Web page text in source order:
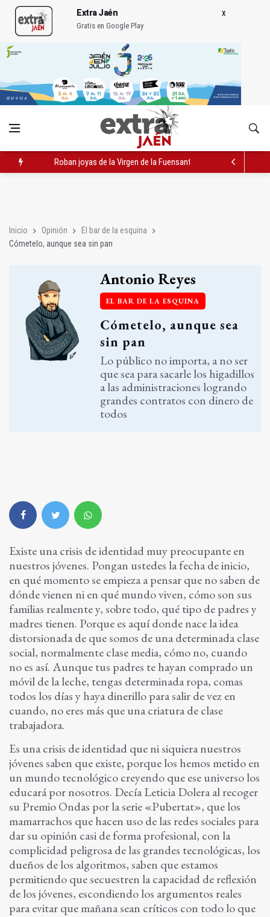
Extra Jaén
Gratis en Google Play
Roban joyas de la Virgen de la Fuensanta Coronada de
Inicio Opinión
El bar de la esquina
Cómetelo, aunque sea sin pan
Antonio Reyes
EL BAR DE LA ESQUINA
Cómetelo, aunque sea
sin pan
Lo público no importa, a no ser
que sea para sacarle los higadillos
a las administraciones logrando
grandes contratos con dinero de
todos
Existe una crisis de identidad muy preocupante en
nuestros jóvenes. Pongan ustedes la fecha de inicio,
en qué momento se empieza a pensar que no saben de
dónde vienen ni en qué mundo viven, cómo son sus
familias realmente y, sobre todo, qué tipo de padres y
madres tienen. Porque es aquí donde nace la idea
distorsionada de que somos de una determinada clase
social, normalmente clase media, cómo no, cuando
no es así. Aunque tus padres te hayan comprado un
móvil de la leche, tengas determinada ropa, comas
todos los días y haya dinerillo para salir de vez en
cuando, no eres más que una criatura de clase
trabajadora.
Es una crisis de identidad que ni siquiera nuestros
jóvenes saben que existe, porque los hemos metido en
un mundo tecnológico creyendo que ese universo los
educará por nosotros. Decía Leticia Dolera al recoger
su Premio Ondas por la serie «Pubertat», que los
mamarrachos que hacen uso de las redes sociales para
dar su opinión casi de forma profesional, con la
complicidad peligrosa de las grandes tecnológicas, los
dueños de los algoritmos, saben que estamos
permitiendo que secuestren la capacidad de reflexión
de los jóvenes, escondiendo los argumentos reales
para evitar que mañana sean críticos con todo lo que